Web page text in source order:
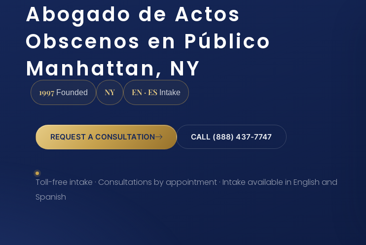
Abogado de Actos
Obscenos en Público
Manhattan, NY
1997 Founded NY EN · ES Intake
REQUEST A CONSULTATION CALL (888) 437-7747
Toll-free intake · Consultations by appointment · Intake available in English and
Spanish